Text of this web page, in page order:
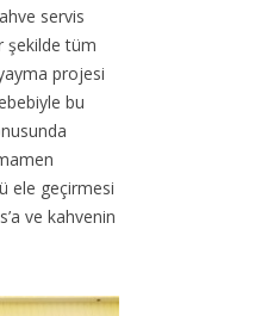
servis
şekilde tüm
projesi
bu
ele geçirmesi
ve kahvenin